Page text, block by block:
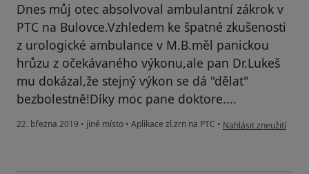
Dnes můj otec absolvoval ambulantní zákrok v
PTC na Bulovce.Vzhledem ke špatné zkušenosti
z urologické ambulance v M.B.měl panickou
hrůzu z očekávaného výkonu,ale pan Dr.Lukeš
mu dokázal,že stejný výkon se dá "dělat"
bezbolestně!Díky moc pane doktore....
22. března 2019 • jiné místo • Aplikace zl.zrn na PTC • podle názoru
Nahlásit zneužití